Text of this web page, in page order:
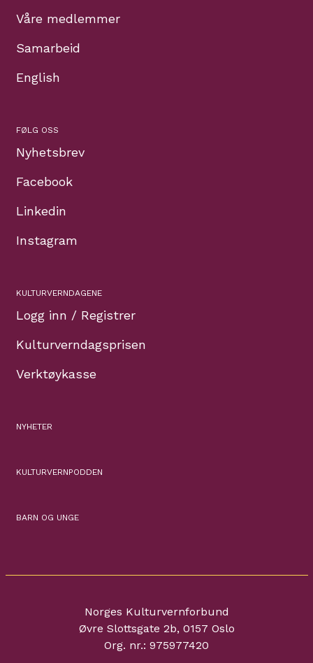
Våre medlemmer
Samarbeid
English
FØLG OSS
Nyhetsbrev
Facebook
Linkedin
Instagram
KULTURVERNDAGENE
Logg inn / Registrer
Kulturverndagsprisen
Verktøykasse
NYHETER
KULTURVERNPODDEN
BARN OG UNGE
Norges Kulturvernforbund
Øvre Slottsgate 2b, 0157 Oslo
Org. nr.: 975977420